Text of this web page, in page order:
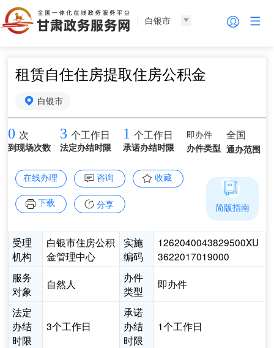
白银市
租赁自住住房提取住房公积金
白银市
0 次
到现场次数
3 个工作日
法定办结时限
1 个工作日
承诺办结时限
即办件
办件类型
全国
通办范围
在线办理 咨询 收藏
下载 分享
受理
机构
白银市住房公积
金管理中心
实施
编码
1262040043829500XU
3622017019000
服务
对象
自然人
办件
类型
即办件
法定
办结
时限
3个工作日
承诺
办结
时限
1个工作日
简版指南